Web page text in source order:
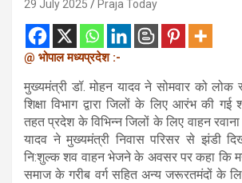
29 July 2025 Praja Today
@ भोपाल मध्यप्रदेश :-
मुख्यमंत्री डॉ. मोहन यादव ने सोमवार को लोक
शिक्षा विभाग द्वारा जिलों के लिए आरंभ की
तहत प्रदेश के विभिन्न जिलों के लिए वाहन
यादव ने मुख्यमंत्री निवास परिसर से झंडी
नि:शुल्क शव वाहन भेजने के अवसर पर कहा कि
समाज के गरीब वर्ग सहित अन्य जरूरतमंदों के